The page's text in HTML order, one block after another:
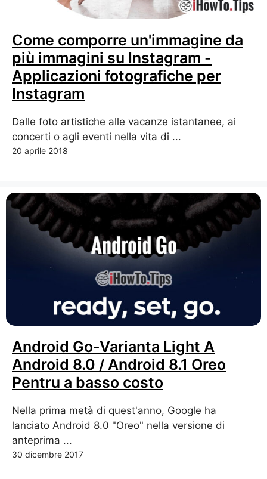
Come comporre un'immagine da
più immagini su Instagram -
Applicazioni fotografiche per
Instagram
Dalle foto artistiche alle vacanze istantanee, ai
concerti o agli eventi nella vita di ...
20 aprile 2018
Android Go-Varianta Light A
Android 8.0 / Android 8.1 Oreo
Pentru a basso costo
Nella prima metà di quest'anno, Google ha
lanciato Android 8.0 "Oreo" nella versione di
anteprima ...
30 dicembre 2017